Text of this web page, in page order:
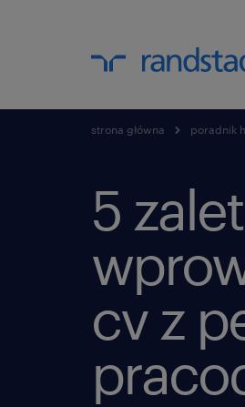
strona główna poradnik
5 zalet
cv z